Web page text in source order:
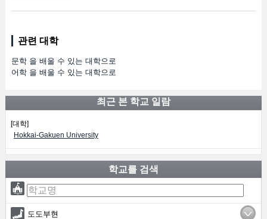
관련 대학
문학 을 배울 수 있는 대학으로
어학 을 배울 수 있는 대학으로
최근 본 학교 일람
[대학]
Hokkai-Gakuen University
학교를 검색
도도부현